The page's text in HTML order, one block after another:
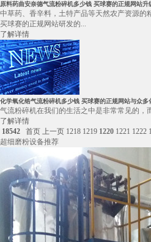
原料药曲安奈德气流粉碎机多少钱 买球赛的正规网站升
中草药、香辛料，土特产品等天然农产资源的
买球赛的正规网站研发的...
了解详情
化学氧化锆气流粉碎机多少钱 买球赛的正规网站与众多
气流粉碎机在我们的生活之中是非常常见的
了解详情
18542
首页 上一页 1218 1219 1220 1221 1222
超细磨粉设备推荐